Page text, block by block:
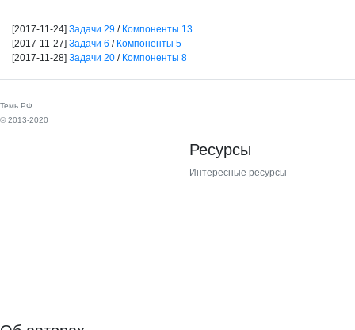
[2017-11-24] Задачи 29 / Компоненты 13
[2017-11-27] Задачи 6 / Компоненты 5
[2017-11-28] Задачи 20 / Компоненты 8
Темь.РФ
© 2013-2020
Ресурсы
Интересные ресурсы